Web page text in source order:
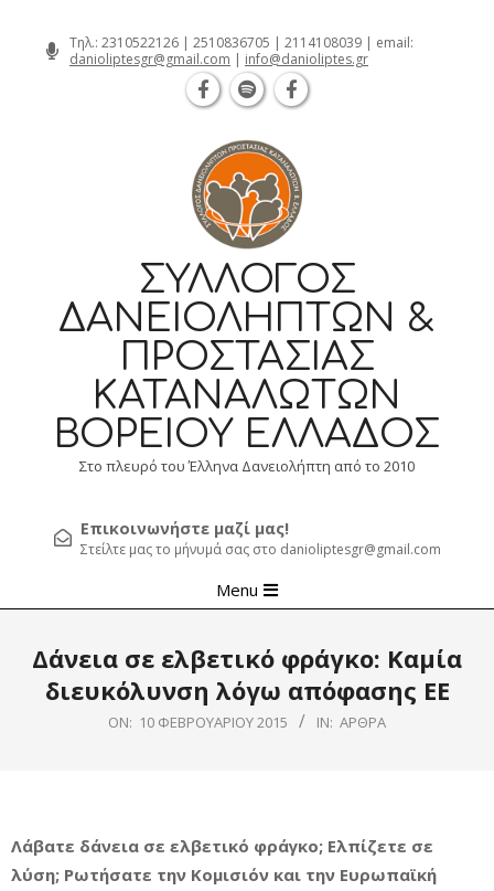
Τηλ.: 2310522126 | 2510836705 | 2114108039 | email:
danioliptesgr@gmail.com | info@danioliptes.gr
ΣΎΛΛΟΓΟΣ
ΔΑΝΕΙΟΛΗΠΤΏΝ &
ΠΡΟΣΤΑΣΊΑΣ
ΚΑΤΑΝΑΛΩΤΏΝ
ΒΟΡΕΊΟΥ ΕΛΛΆΔΟΣ
Στο πλευρό του Έλληνα Δανειολήπτη από το 2010
Επικοινωνήστε μαζί μας!
Στείλτε μας το μήνυμά σας στο danioliptesgr@gmail.com
Navigation
Menu
Δάνεια σε ελβετικό φράγκο: Καμία
διευκόλυνση λόγω απόφασης ΕΕ
ON: 10 ΦΕΒΡΟΥΑΡΊΟΥ 2015 IN: ΆΡΘΡΑ
Λάβατε δάνεια σε ελβετικό φράγκο; Ελπίζετε σε
λύση; Ρωτήσατε την Κομισιόν και την Ευρωπαϊκή